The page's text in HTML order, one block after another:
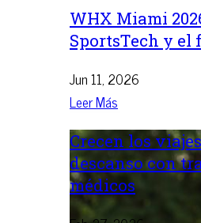
WHX Miami
SportsTech y el
Jun 11, 2026
Leer Más
Crecen los
descanso con
médicos